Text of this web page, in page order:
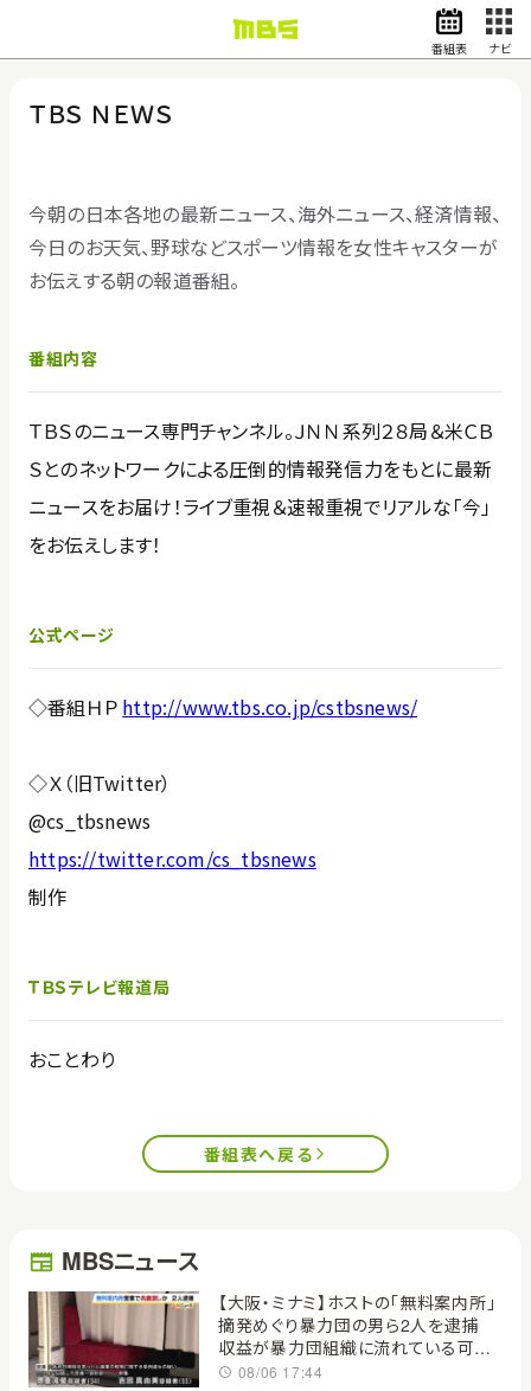
情報・報道
動画イズム
EN 検索 番組表
番組表 ナビ
ＴＢＳ ＮＥＷＳ
今朝の日本各地の最新ニュース、海外ニュース、経済情報、
今日のお天気、野球などスポーツ情報を女性キャスターが
お伝えする朝の報道番組。
番組内容
ＴＢＳのニュース専門チャンネル。ＪＮＮ系列２８局＆米ＣＢ
Ｓとのネットワークによる圧倒的情報発信力をもとに最新
ニュースをお届け！ライブ重視＆速報重視でリアルな「今」
をお伝えします！
公式ページ
◇番組ＨＰ http://www.tbs.co.jp/cstbsnews/
◇Ｘ（旧Twitter）
@cs_tbsnews
https://twitter.com/cs_tbsnews
制作
ＴＢＳテレビ報道局
おことわり
番組表へ戻る
MBSニュース
【大阪・ミナミ】ホストの「無料案内所」
摘発めぐり暴力団の男ら2人を逮捕
収益が暴力団組織に流れている可能
性も 大阪府警
08/06 17:44